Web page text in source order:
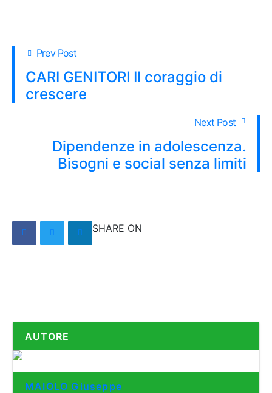
Prev Post
CARI GENITORI Il coraggio di
crescere
Next Post
Dipendenze in adolescenza.
Bisogni e social senza limiti
SHARE ON
AUTORE
MAIOLO Giuseppe